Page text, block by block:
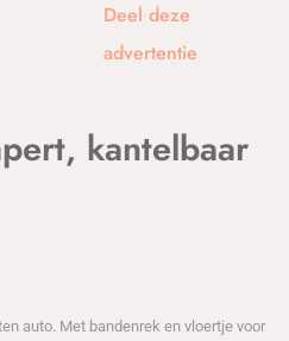
Deel deze
advertentie
kantelbaar
auto. Met bandenrek en vloertje voor